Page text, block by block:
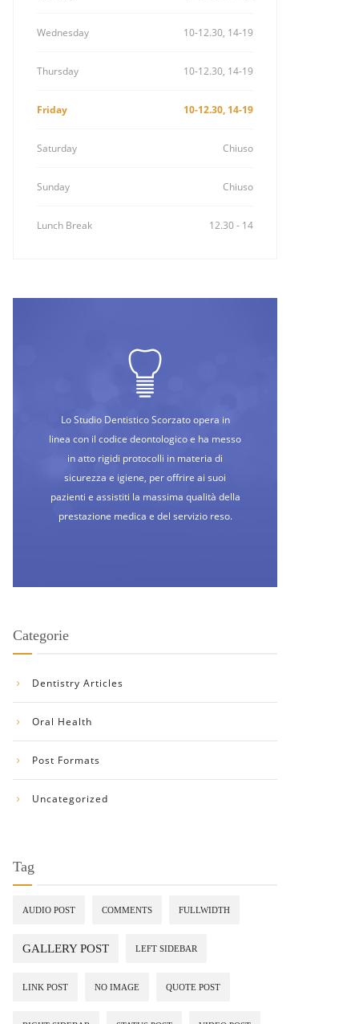
Wednesday 10-12.30, 14-19
Thursday 10-12.30, 14-19
Friday 10-12.30, 14-19
Saturday Chiuso
Sunday Chiuso
Lunch Break 12.30 - 14
Lo Studio Dentistico Scorzato opera in
linea con il codice deontologico e ha messo
in atto rigidi protocolli in materia di
sicurezza e igiene, per offrire ai suoi
pazienti e assistiti la massima qualità della
prestazione medica e del servizio reso.
Categorie
Dentistry Articles
Oral Health
Post Formats
Uncategorized
Tag
AUDIO POST COMMENTS FULLWIDTH
GALLERY POST LEFT SIDEBAR
LINK POST NO IMAGE QUOTE POST